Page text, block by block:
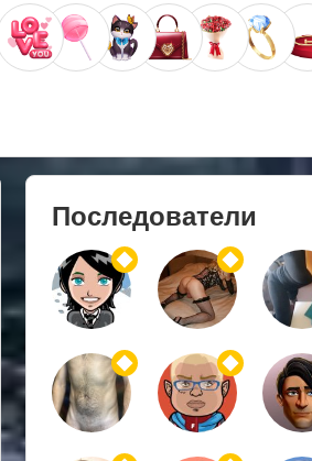
Последователи